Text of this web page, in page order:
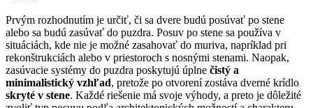
Prvým rozhodnutím je určiť, či sa dvere budú posúvať po stene
alebo sa budú zasúvať do puzdra. Posuv po stene sa používa v
situáciách, kde nie je možné zasahovať do muriva, napríklad pri
rekonštrukciách alebo v priestoroch s nosnými stenami. Naopak,
zasúvacie systémy do puzdra poskytujú úplne čistý a
minimalistický vzhľad, pretože po otvorení zostáva dverné krídlo
skryté v stene. Každé riešenie má svoje výhody, a preto je dôležité